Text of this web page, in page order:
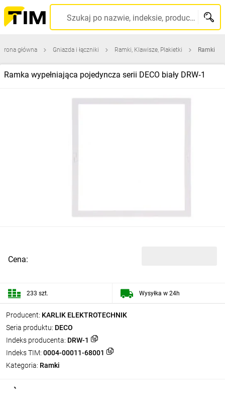
Szukaj po nazwie, indeksie, producencie, kodzie kreskowym...
główna Gniazda i łączniki Ramki, Klawisze, Plakietki Ramki
Ramka wypełniająca pojedyncza serii DECO biały DRW‑1
Producent: KARLIK ELEKTROTECHNIK
Seria produktu: DECO
Indeks producenta: DRW-1
Indeks TIM: 0004-00011-68001
Kategoria: Ramki
Cena:
233 szt. Wysyłka w 24h